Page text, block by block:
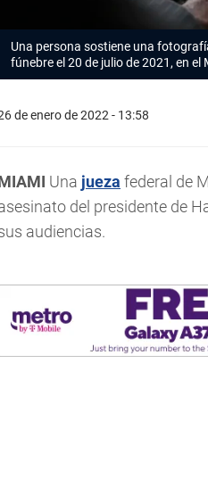
Una persona sostiene una
fúnebre el 20 de julio de 2021, en
de enero de 2022 - 13:58
Una jueza federal de
del presidente de
audiencias.